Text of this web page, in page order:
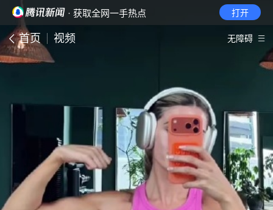
· 获取全网一手热点 打开
首页 视频 无障碍